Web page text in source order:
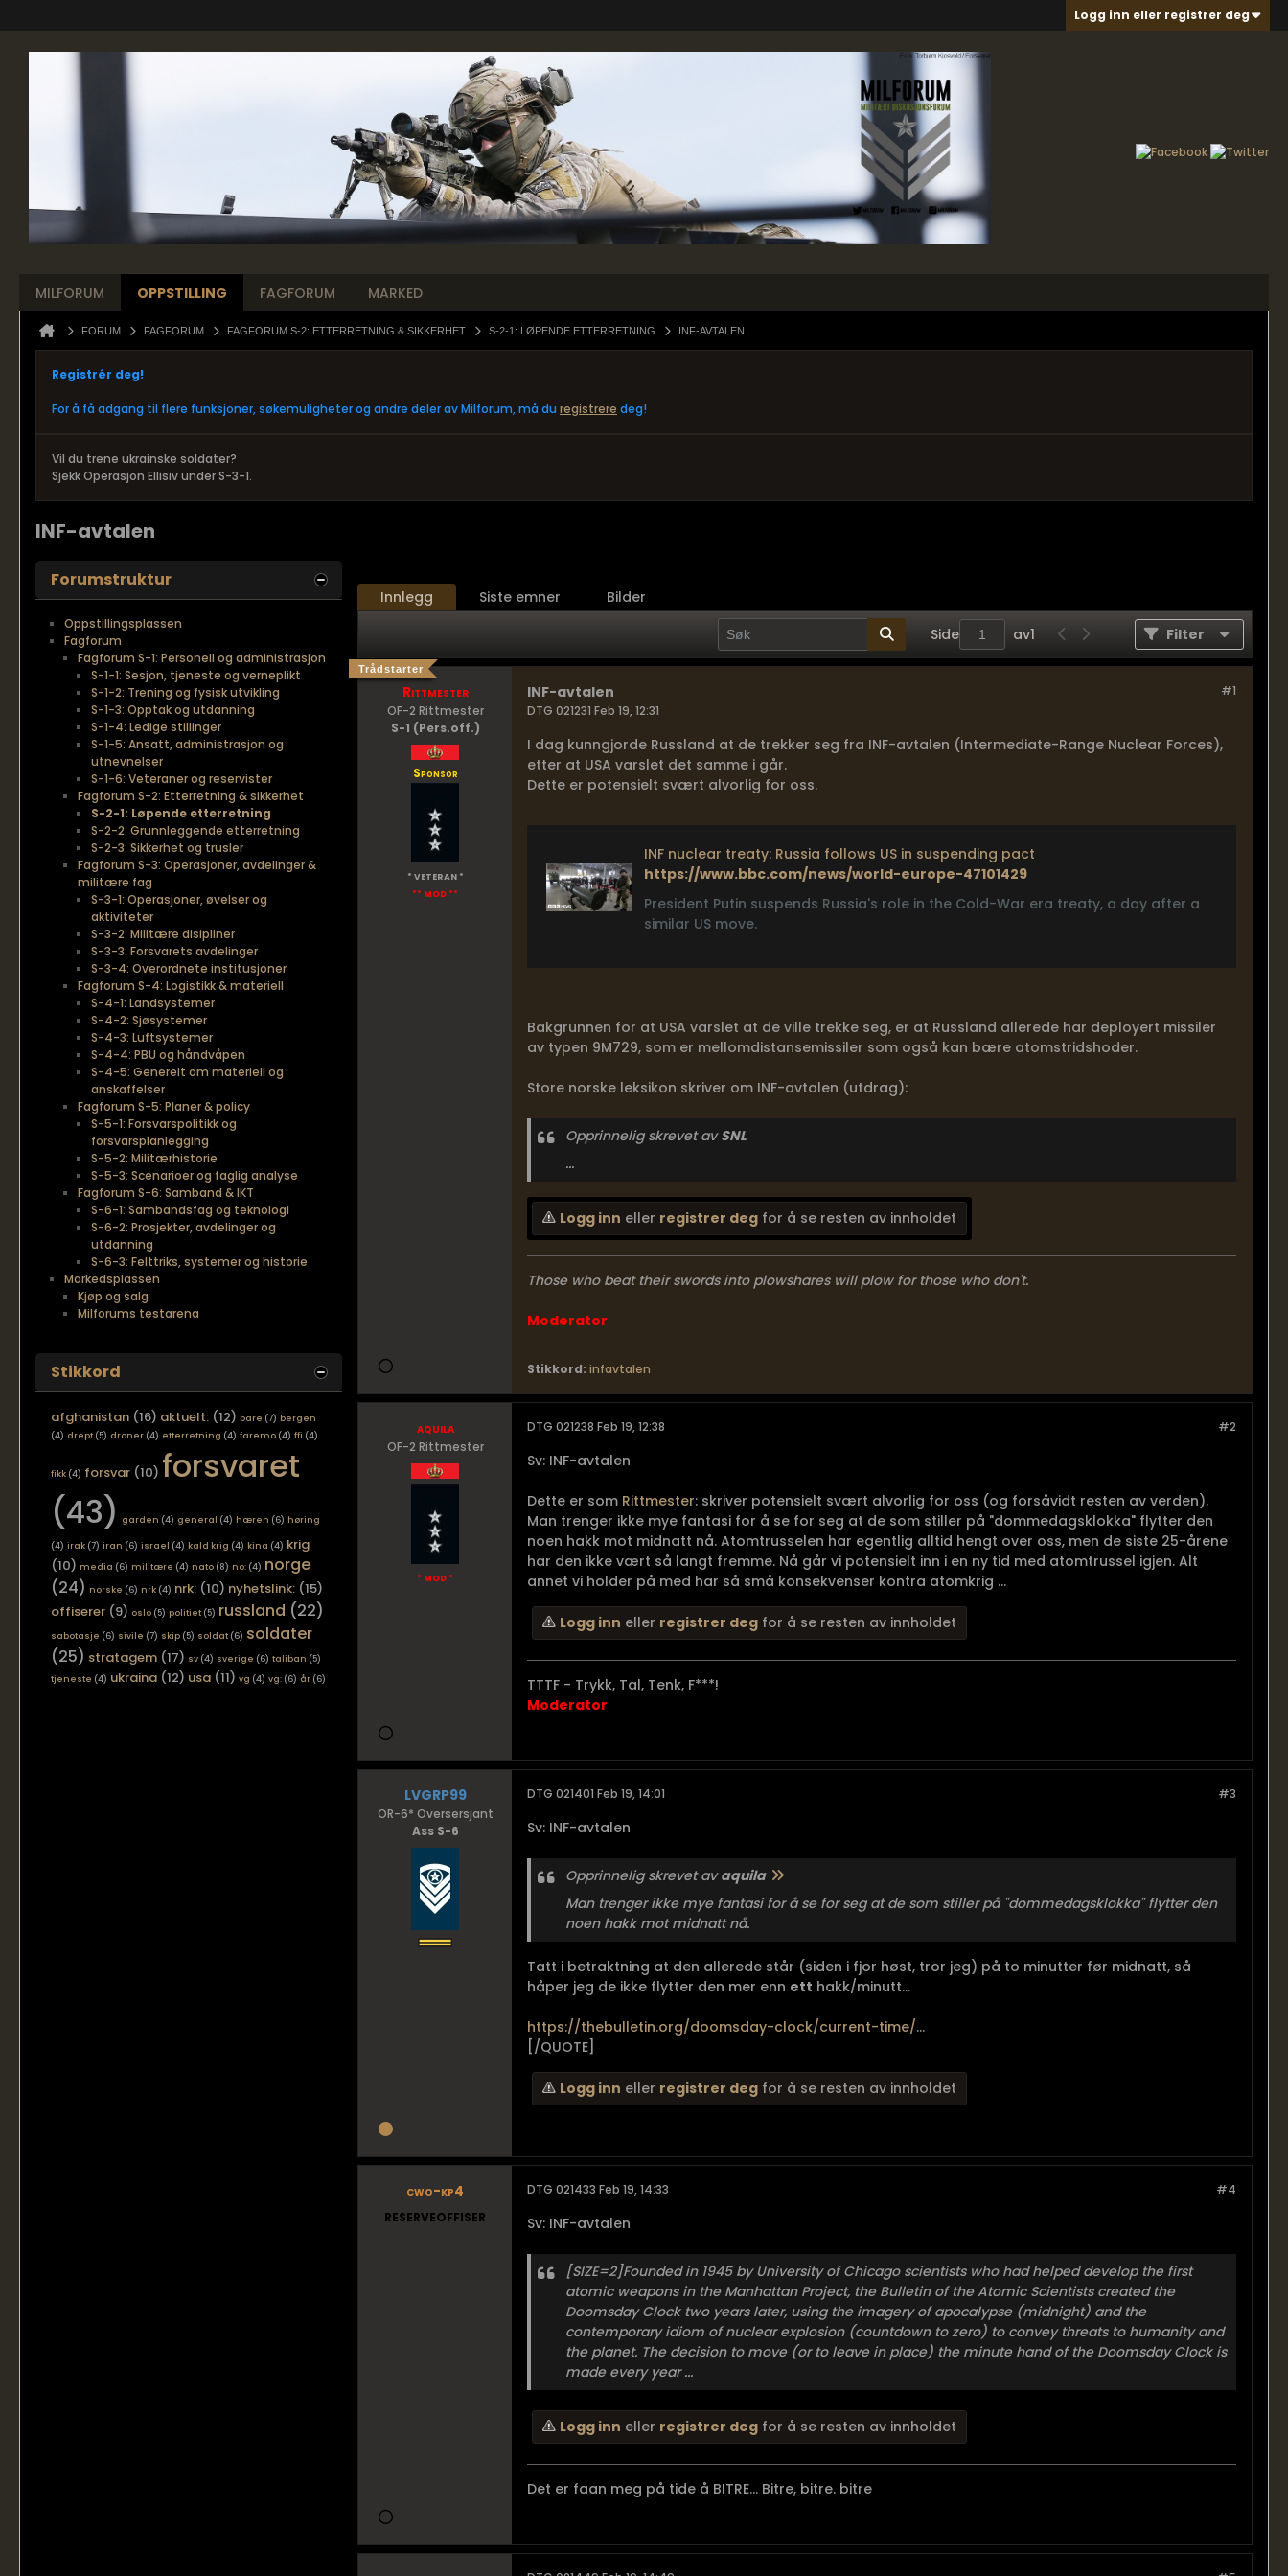
Logg inn eller registrer deg
MILFORUM OPPSTILLING FAGFORUM MARKED
FORUM FAGFORUM FAGFORUM S-2: ETTERRETNING & SIKKERHET S-2-1: LØPENDE ETTERRETNING INF-AVTALEN
Registrér deg!
For å få adgang til flere funksjoner, søkemuligheter og andre deler av Milforum, må du registrere deg!
Vil du trene ukrainske soldater?
Sjekk Operasjon Ellisiv under S-3-1.
INF-avtalen
Innlegg Siste emner
Bilder
Side
av1 Filter
Rittmester
Trådstarter
OF-2 Rittmester
S-1 (Pers.off.)
Sponsor
* VETERAN *
** MOD **
#1
INF-avtalen
DTG 021231 Feb 19, 12:31
I dag kunngjorde Russland at de trekker seg fra INF-avtalen (Intermediate-Range Nuclear Forces),
etter at USA varslet det samme i går.
Dette er potensielt svært alvorlig for oss.
INF nuclear treaty: Russia follows US in suspending pact
https://www.bbc.com/news/world-europe-47101429
President Putin suspends Russia's role in the Cold-War era treaty, a day after a
similar US move.
Bakgrunnen for at USA varslet at de ville trekke seg, er at Russland allerede har deployert missiler
av typen 9M729, som er mellomdistansemissiler som også kan bære atomstridshoder.
Store norske leksikon skriver om INF-avtalen (utdrag):
Opprinnelig skrevet avSNL
...
Logg inn eller registrer deg for å se resten av innholdet
Those who beat their swords into plowshares will plow for those who don't.
Moderator
Stikkord: infavtalen
aquila
OF-2 Rittmester
* MOD *
#2
DTG 021238 Feb 19, 12:38
Sv: INF-avtalen
Dette er som Rittmester: skriver potensielt svært alvorlig for oss (og forsåvidt resten av verden).
Man trenger ikke mye fantasi for å se for seg at de som stiller på "dommedagsklokka" flytter den
noen hakk mot midnatt nå. Atomtrusselen har egentlig alltid hengt over oss, men de siste 25-årene
har den ikke vært så langt fremme. Nå går vi potensielt inn i en ny tid med atomtrussel igjen. Alt
annet vi holder på med har så små konsekvenser kontra atomkrig ...
Logg inn eller registrer deg for å se resten av innholdet
TTTF - Trykk, Tal, Tenk, F***!
Moderator
LVGRP99
OR-6* Oversersjant
Ass S-6
#3
DTG 021401 Feb 19, 14:01
Sv: INF-avtalen
Opprinnelig skrevet avaquila
Man trenger ikke mye fantasi for å se for seg at de som stiller på "dommedagsklokka" flytter den
noen hakk mot midnatt nå.
Tatt i betraktning at den allerede står (siden i fjor høst, tror jeg) på to minutter før midnatt, så
håper jeg de ikke flytter den mer enn ett hakk/minutt...
https://thebulletin.org/doomsday-clock/current-time/...
[/QUOTE]
Logg inn eller registrer deg for å se resten av innholdet
cwo-kp4
RESERVEOFFISER
#4
DTG 021433 Feb 19, 14:33
Sv: INF-avtalen
[SIZE=2]Founded in 1945 by University of Chicago scientists who had helped develop the first
atomic weapons in the Manhattan Project, the Bulletin of the Atomic Scientists created the
Doomsday Clock two years later, using the imagery of apocalypse (midnight) and the
contemporary idiom of nuclear explosion (countdown to zero) to convey threats to humanity and
the planet. The decision to move (or to leave in place) the minute hand of the Doomsday Clock is
made every year ...
Logg inn eller registrer deg for å se resten av innholdet
Det er faan meg på tide å BITRE... Bitre, bitre. bitre
Forumstruktur
Oppstillingsplassen
Fagforum
Fagforum S-1: Personell og administrasjon
S-1-1: Sesjon, tjeneste og verneplikt
S-1-2: Trening og fysisk utvikling
S-1-3: Opptak og utdanning
S-1-4: Ledige stillinger
S-1-5: Ansatt, administrasjon og
utnevnelser
S-1-6: Veteraner og reservister
Fagforum S-2: Etterretning & sikkerhet
S-2-1: Løpende etterretning
S-2-2: Grunnleggende etterretning
S-2-3: Sikkerhet og trusler
Fagforum S-3: Operasjoner, avdelinger &
militære fag
S-3-1: Operasjoner, øvelser og
aktiviteter
S-3-2: Militære disipliner
S-3-3: Forsvarets avdelinger
S-3-4: Overordnete institusjoner
Fagforum S-4: Logistikk & materiell
S-4-1: Landsystemer
S-4-2: Sjøsystemer
S-4-3: Luftsystemer
S-4-4: PBU og håndvåpen
S-4-5: Generelt om materiell og
anskaffelser
Fagforum S-5: Planer & policy
S-5-1: Forsvarspolitikk og
forsvarsplanlegging
S-5-2: Militærhistorie
S-5-3: Scenarioer og faglig analyse
Fagforum S-6: Samband & IKT
S-6-1: Sambandsfag og teknologi
S-6-2: Prosjekter, avdelinger og
utdanning
S-6-3: Felttriks, systemer og historie
Markedsplassen
Kjøp og salg
Milforums testarena
Stikkord
afghanistan (16) aktuelt: (12) bare (7) bergen
(4) drept (5) droner (4) etterretning (4) faremo (4) ffi (4)
fikk (4) forsvar (10) forsvaret
(43)
garden (4) general (4) hæren (6) høring
(4) irak (7) iran (6) israel (4) kald krig (4) kina (4) krig
(10) media (6) militære (4) nato (8) no: (4) norge
(24) norske (6) nrk (4) nrk: (10) nyhetslink: (15)
offiserer (9) oslo (5) politiet (5) russland (22)
sabotasje (6) sivile (7) skip (5) soldat (6) soldater
(25) stratagem (17) sv (4) sverige (6) taliban (5)
tjeneste (4) ukraina (12) usa (11) vg (4) vg: (6) år (6)